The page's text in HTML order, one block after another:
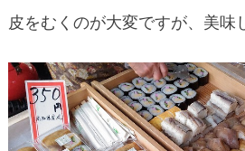
皮をむくのが大変ですが、美味